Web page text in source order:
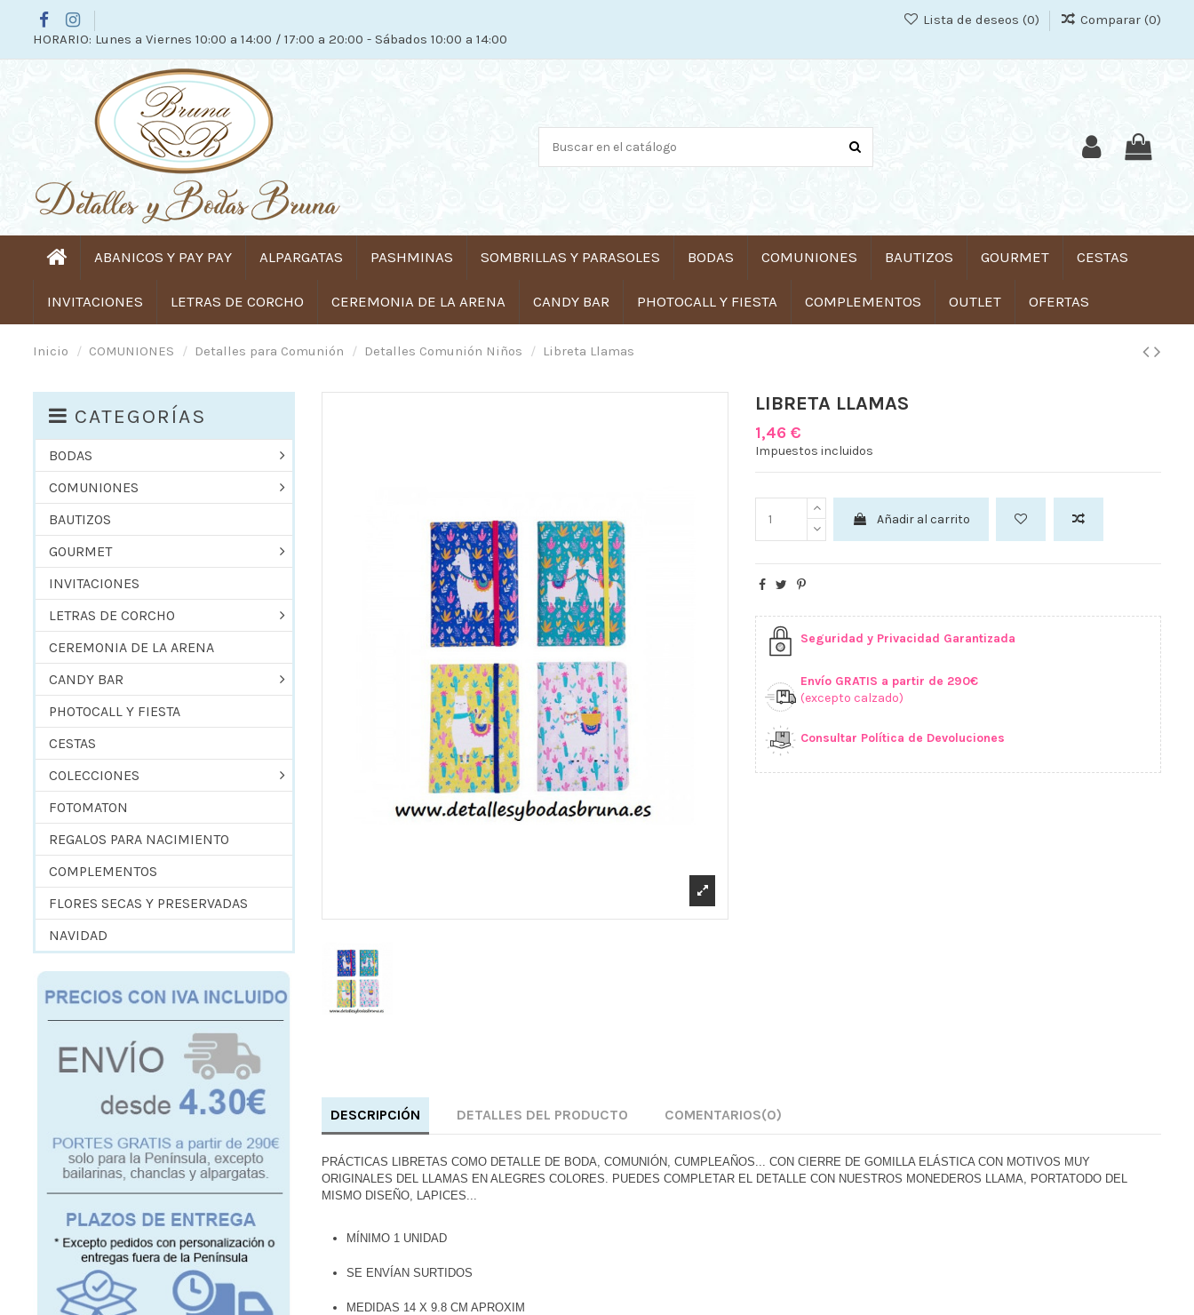
HORARIO: Lunes a Viernes 10:00 a 14:00 / 17:00 a 20:00 - Sábados 10:00 a 14:00
Lista de deseos (0) Comparar (0)
ABANICOS Y PAY PAY ALPARGATAS PASHMINAS SOMBRILLAS Y PARASOLES BODAS COMUNIONES BAUTIZOS GOURMET CESTAS
INVITACIONES LETRAS DE CORCHO CEREMONIA DE LA ARENA CANDY BAR PHOTOCALL Y FIESTA COMPLEMENTOS OUTLET OFERTAS
Inicio COMUNIONES Detalles para Comunión Detalles Comunión Niños Libreta Llamas
LIBRETA LLAMAS
1,46 €
Impuestos incluidos
Añadir al carrito
Seguridad y Privacidad Garantizada
Envío GRATIS a partir de 290€
(excepto calzado)
Consultar Política de Devoluciones
DESCRIPCIÓN DETALLES DEL PRODUCTO COMENTARIOS(0)
PRÁCTICAS LIBRETAS COMO DETALLE DE BODA, COMUNIÓN, CUMPLEAÑOS... CON CIERRE DE GOMILLA ELÁSTICA CON MOTIVOS MUY
ORIGINALES DEL LLAMAS EN ALEGRES COLORES. PUEDES COMPLETAR EL DETALLE CON NUESTROS MONEDEROS LLAMA, PORTATODO DEL
MISMO DISEÑO, LAPICES...
MÍNIMO 1 UNIDAD
SE ENVÍAN SURTIDOS
MEDIDAS 14 X 9.8 CM APROXIM
CATEGORÍAS
BODAS
COMUNIONES
BAUTIZOS
GOURMET
INVITACIONES
LETRAS DE CORCHO
CEREMONIA DE LA ARENA
CANDY BAR
PHOTOCALL Y FIESTA
CESTAS
COLECCIONES
FOTOMATON
REGALOS PARA NACIMIENTO
COMPLEMENTOS
FLORES SECAS Y PRESERVADAS
NAVIDAD